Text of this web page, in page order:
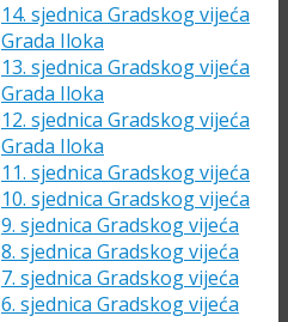
14. sjednica Gradskog vijeća
Grada Iloka
13. sjednica Gradskog vijeća
Grada Iloka
12. sjednica Gradskog vijeća
Grada Iloka
11. sjednica Gradskog vijeća
10. sjednica Gradskog vijeća
9. sjednica Gradskog vijeća
8. sjednica Gradskog vijeća
7. sjednica Gradskog vijeća
6. sjednica Gradskog vijeća